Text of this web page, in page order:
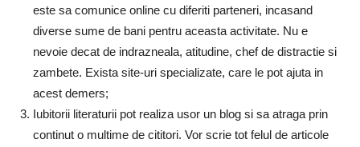
este sa comunice online cu diferiti parteneri, incasand
diverse sume de bani pentru aceasta activitate. Nu e
nevoie decat de indrazneala, atitudine, chef de distractie si
zambete. Exista site-uri specializate, care le pot ajuta in
acest demers;
Iubitorii literaturii pot realiza usor un blog si sa atraga prin
continut o multime de cititori. Vor scrie tot felul de articole